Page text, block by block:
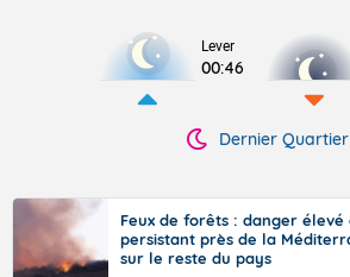
Lever
00:46
Dernier Quartier
Feux de forêts : danger élevé
persistant près de la
sur le reste du pays